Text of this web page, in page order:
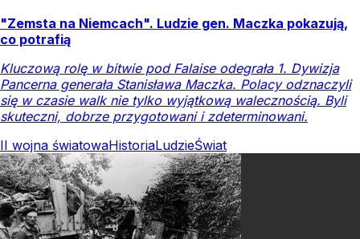
"Zemsta na Niemcach". Ludzie gen. Maczka pokazują,
co potrafią
Kluczową rolę w bitwie pod Falaise odegrała 1. Dywizja
Pancerna generała Stanisława Maczka. Polacy odznaczyli
się w czasie walk nie tylko wyjątkową walecznością. Byli
skuteczni, dobrze przygotowani i zdeterminowani.
II wojna światowaHistoriaLudzieŚwiat